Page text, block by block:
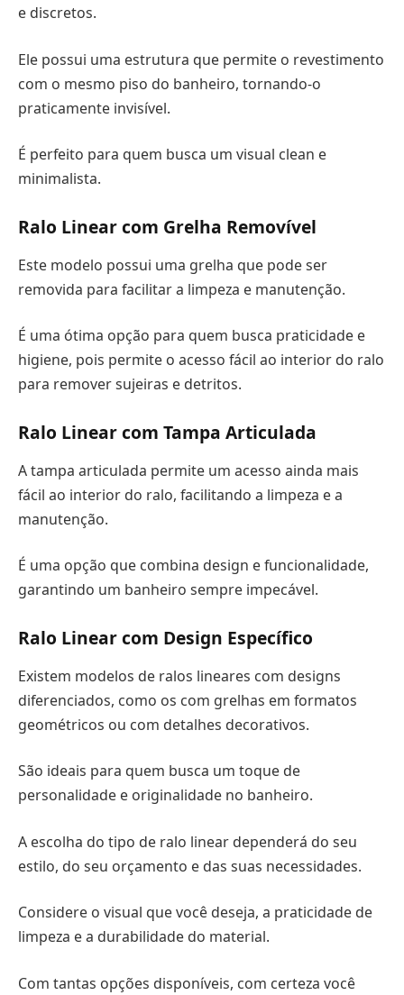
e discretos.
Ele possui uma estrutura que permite o revestimento
com o mesmo piso do banheiro, tornando-o
praticamente invisível.
É perfeito para quem busca um visual clean e
minimalista.
Ralo Linear com Grelha Removível
Este modelo possui uma grelha que pode ser
removida para facilitar a limpeza e manutenção.
É uma ótima opção para quem busca praticidade e
higiene, pois permite o acesso fácil ao interior do ralo
para remover sujeiras e detritos.
Ralo Linear com Tampa Articulada
A tampa articulada permite um acesso ainda mais
fácil ao interior do ralo, facilitando a limpeza e a
manutenção.
É uma opção que combina design e funcionalidade,
garantindo um banheiro sempre impecável.
Ralo Linear com Design Específico
Existem modelos de ralos lineares com designs
diferenciados, como os com grelhas em formatos
geométricos ou com detalhes decorativos.
São ideais para quem busca um toque de
personalidade e originalidade no banheiro.
A escolha do tipo de ralo linear dependerá do seu
estilo, do seu orçamento e das suas necessidades.
Considere o visual que você deseja, a praticidade de
limpeza e a durabilidade do material.
Com tantas opções disponíveis, com certeza você